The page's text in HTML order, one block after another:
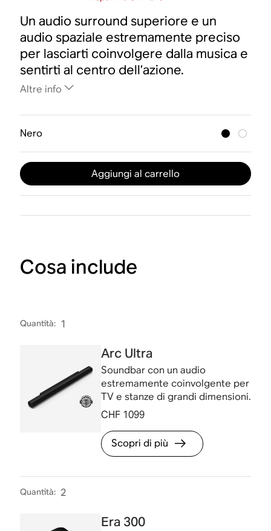
Un audio surround superiore e un
audio spaziale estremamente preciso
per lasciarti coinvolgere dalla musica e
sentirti al centro dell’azione.
Altre info
Nero
Aggiungi al carrello
Cosa include
Quantità: 1
Arc Ultra
Soundbar con un audio
estremamente coinvolgente per
TV e stanze di grandi dimensioni.
CHF 1099
Scopri di più
Quantità: 2
Era 300